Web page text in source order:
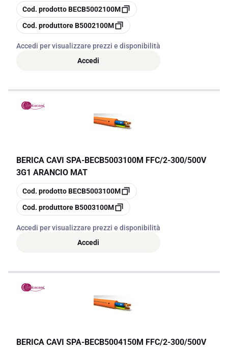
copia
Cod. prodottoBECB5002100M
copia
Cod. produttoreB5002100M
Accedi per visualizzare prezzi e disponibilità
Accedi
BERICA CAVI SPA-BECB5003100M FFC/2-300/500V
3G1 ARANCIO MAT
copia
Cod. prodottoBECB5003100M
copia
Cod. produttoreB5003100M
Accedi per visualizzare prezzi e disponibilità
Accedi
BERICA CAVI SPA-BECB5004150M FFC/2-300/500V